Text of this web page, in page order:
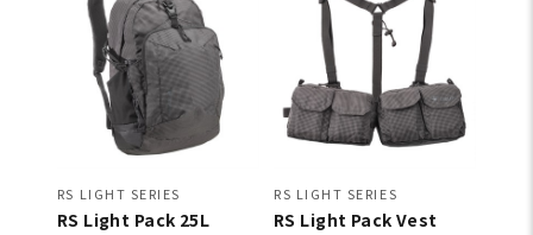
RS LIGHT SERIES
RS Light Pack 25L
RS LIGHT SERIES
RS Light Pack Vest